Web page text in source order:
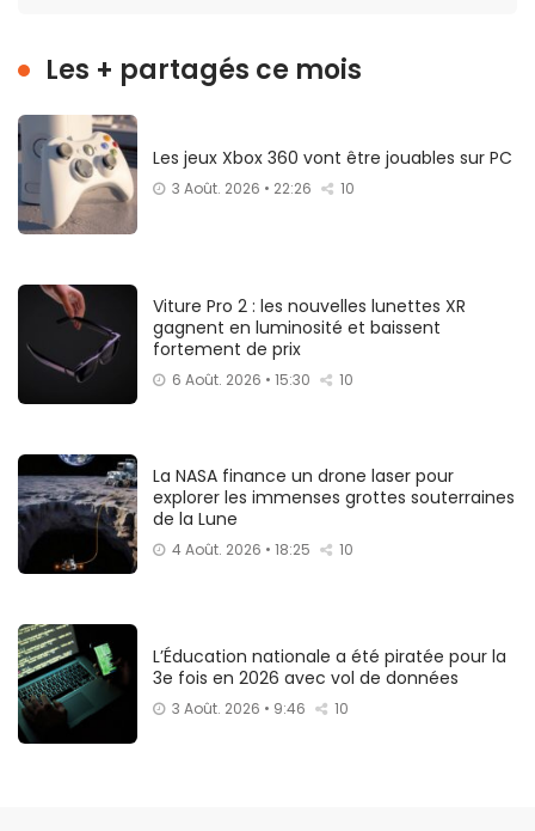
Les + partagés ce mois
Les jeux Xbox 360 vont être jouables sur PC
3 Août. 2026 • 22:26 10
Viture Pro 2 : les nouvelles lunettes XR
gagnent en luminosité et baissent
fortement de prix
6 Août. 2026 • 15:30 10
La NASA finance un drone laser pour
explorer les immenses grottes souterraines
de la Lune
4 Août. 2026 • 18:25 10
L’Éducation nationale a été piratée pour la
3e fois en 2026 avec vol de données
3 Août. 2026 • 9:46 10